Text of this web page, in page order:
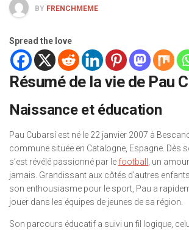
BY FRENCHMEME
Spread the love
Résumé de la vie de Pau
Naissance et éducation
Pau Cubarsí est né le 22 janvier 2007 à
commune située en Catalogne, Espagne. Dès
s’est révélé passionné par le football , un
jamais. Grandissant aux côtés d’autres
son enthousiasme pour le sport, Pau a
jouer dans les équipes de jeunes de sa région.
Son parcours éducatif a suivi un fil logique,